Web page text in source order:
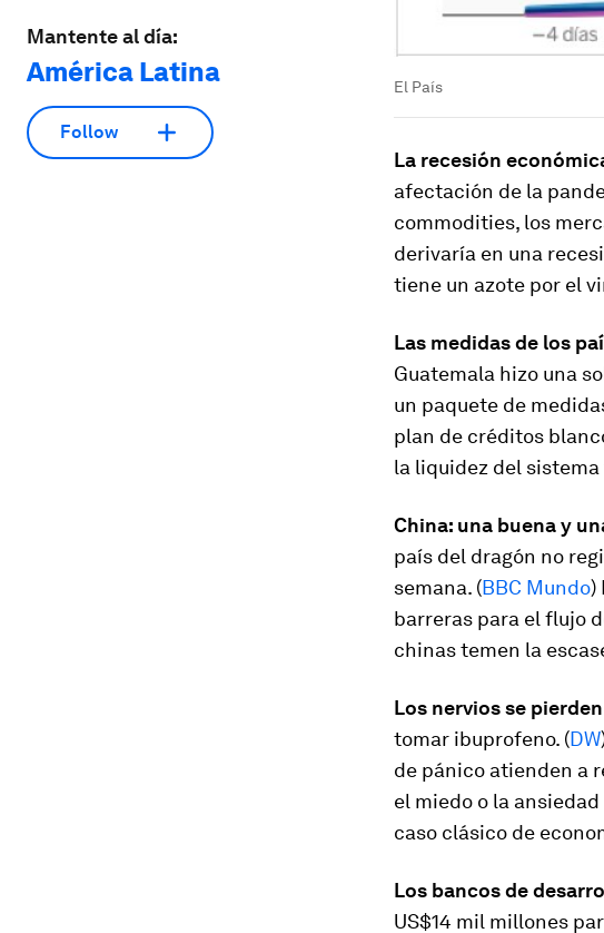
Mantente al día:
América Latina
Follow
El País
La recesión
afectación de la
commodities, los
derivaría en una
tiene un azote por el
Las medidas de los
Guatemala hizo una
un paquete de
plan de créditos
la liquidez del
China: una buena y
país del dragón no
semana. (BBC Mundo)
barreras para el flujo
chinas temen la
Los nervios se
tomar ibuprofeno. (DW
de pánico atienden a
el miedo o la
caso clásico de
Los bancos de
US$14 mil millones